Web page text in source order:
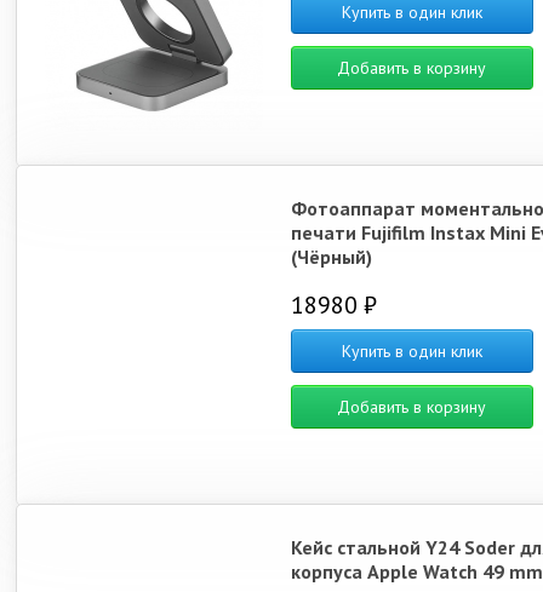
Купить в один клик
Добавить в корзину
Фотоаппарат
печати Fujifilm Instax Mini
(Чёрный)
18980 ₽
Купить в один клик
Добавить в корзину
Кейс стальной Y24 Soder
корпуса Apple Watch 49 mm